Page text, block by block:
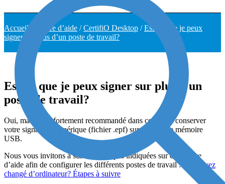
Accueil Centre d’aide /CertifiO Desktop /Est-ce que je peux
signer sur plus d’un poste de travail?
Est-ce que je peux signer sur plus d'un
poste de travail?
Oui, mais il est fortement recommandé dans ce cas de conserver
votre signature numérique (fichier .epf) sur une clé de mémoire
USB.
Nous vous invitons à suivre les étapes indiquées sur cette page
d’aide afin de configurer les différents postes de travail :
Vous avez
changé d’ordinateur? Étapes à suivre